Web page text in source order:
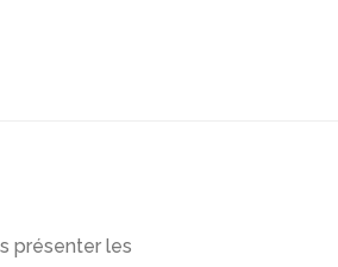
présenter les